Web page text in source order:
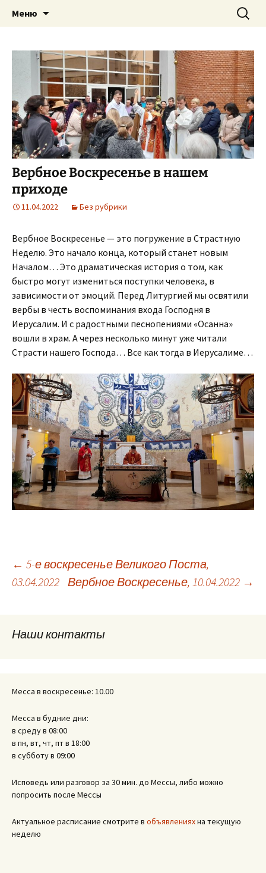
Римско-католическая
церковь в Саратове
Приход святого Климента
Меню Найти:
Вербное Воскресенье в нашем
приходе
11.04.2022 Без рубрики
Вербное Воскресенье — это погружение в Страстную
Неделю. Это начало конца, который станет новым
Началом… Это драматическая история о том, как
быстро могут измениться поступки человека, в
зависимости от эмоций. Перед Литургией мы освятили
вербы в честь воспоминания входа Господня в
Иерусалим. И с радостными песнопениями «Осанна»
вошли в храм. А через несколько минут уже читали
Страсти нашего Господа… Все как тогда в Иерусалиме…
Навигация
записям
← 5-е воскресенье Великого Поста,
03.04.2022 Вербное Воскресенье, 10.04.2022 →
Наши контакты
Месса в воскресенье: 10.00
Месса в будние дни:
в среду в 08:00
в пн, вт, чт, пт в 18:00
в субботу в 09:00
Исповедь или разговор за 30 мин. до Мессы, либо можно
попросить после Мессы
Актуальное расписание смотрите в объявленияхна текущую
неделю